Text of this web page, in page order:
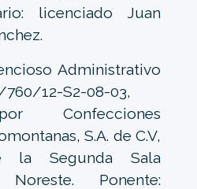
licenciado Juan
Administrativo
12-S2-08-03,
Confecciones
S.A. de C.V,
la Segunda Sala
Ponente: